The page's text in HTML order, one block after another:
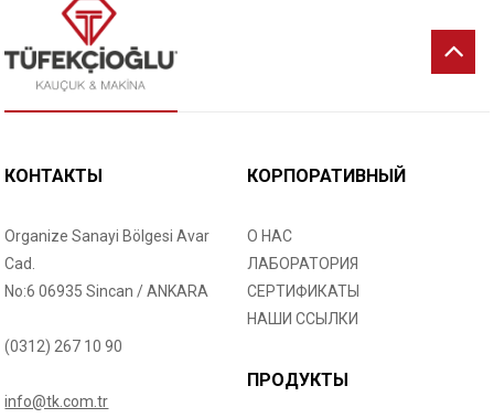
КОНТАКТЫ
Organize Sanayi Bölgesi Avar
Cad.
No:6 06935 Sincan / ANKARA
(0312) 267 10 90
info@tk.com.tr
КОРПОРАТИВНЫЙ
О НАС
ЛАБОРАТОРИЯ
СЕРТИФИКАТЫ
НАШИ ССЫЛКИ
ПРОДУКТЫ